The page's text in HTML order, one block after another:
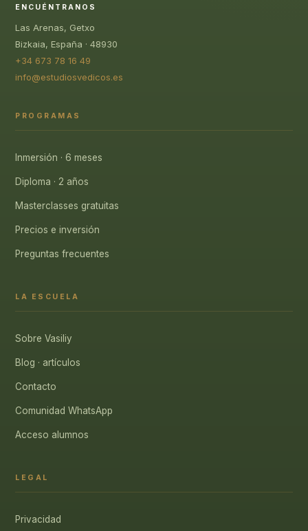
ENCUÉNTRANOS
Las Arenas, Getxo
Bizkaia, España · 48930
+34 673 78 16 49
info@estudiosvedicos.es
PROGRAMAS
Inmersión · 6 meses
Diploma · 2 años
Masterclasses gratuitas
Precios e inversión
Preguntas frecuentes
LA ESCUELA
Sobre Vasiliy
Blog · artículos
Contacto
Comunidad WhatsApp
Acceso alumnos
LEGAL
Privacidad